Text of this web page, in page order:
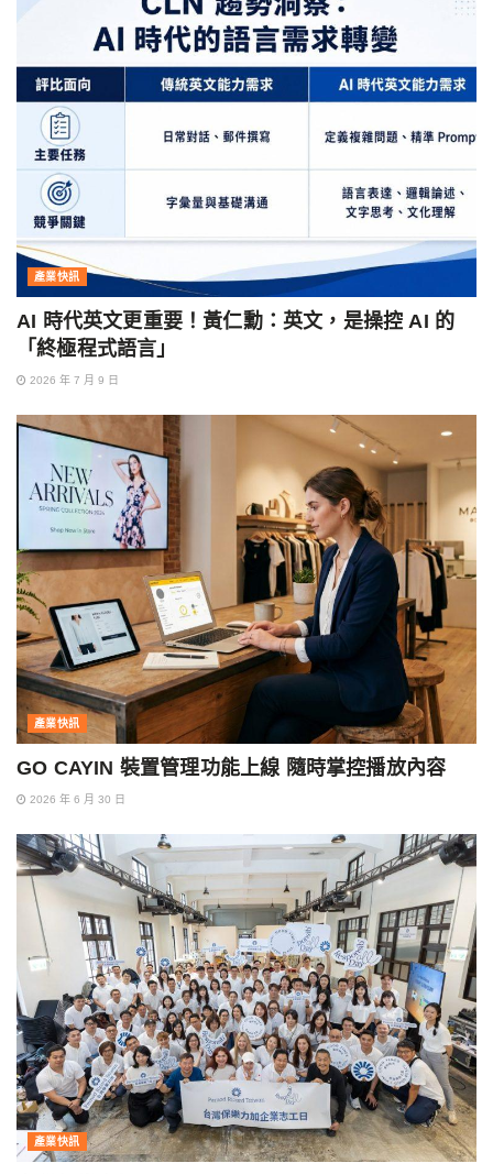
產業快訊
AI 時代英文更重要！黃仁勳：英文，是操控 AI 的
「終極程式語言」
2026 年 7 月 9 日
產業快訊
GO CAYIN 裝置管理功能上線 隨時掌控播放內容
2026 年 6 月 30 日
產業快訊